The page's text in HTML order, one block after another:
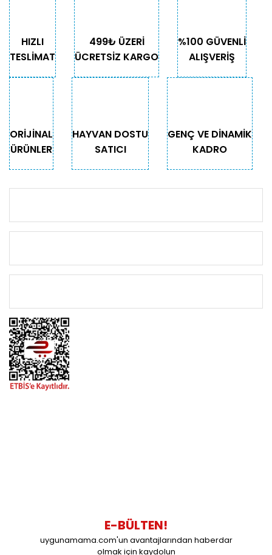
HIZLI
TESLİMAT
499₺ ÜZERİ
ÜCRETSİZ KARGO
%100 GÜVENLİ
ALIŞVERİŞ
ORİJİNAL
ÜRÜNLER
HAYVAN DOSTU
SATICI
GENÇ VE DİNAMİK
KADRO
E-BÜLTEN!
uygunamama.com'un avantajlarından haberdar
olmak için kaydolun